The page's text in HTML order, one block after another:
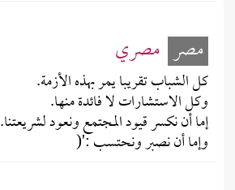
مصر مصري
كل الشباب تقريبا يمر بهذه الأزمة.
وكل الاستشارات لا فائدة منها.
إما أن نكسر قيود المجتمع ونعود لشريعتنا.
وإما أن نصبر ونحتسب :'(